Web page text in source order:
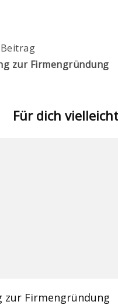
zur Firmengründung
Für dich
zur Firmengründung